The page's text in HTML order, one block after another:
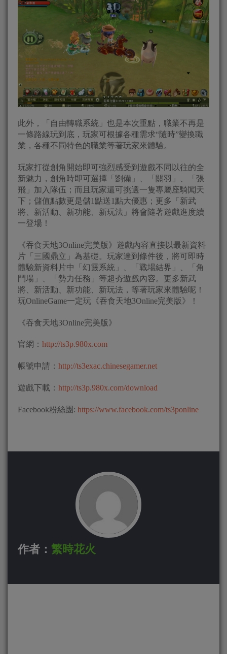
此外，「自由轉職系統」也是本次重點，職業不再是
一條路線玩到底，玩家可根據各種需求“隨時”變換職
業，各種不同特色的職業等著玩家來體驗。
玩家打從創角開始即可強烈感受到遊戲不同以往的全
新魅力，創角時即可選擇「劉備」、「關羽」、「張
飛」加入隊伍；而且玩家還可挑選一隻專屬座騎闖天
下；儲值點數更是儲1點送1點大優惠；更多「新武
將、新活動、新功能、新玩法」將會隨著遊戲進度續
一登場！
《吞食天地3Online完美版》遊戲內容直接以最新資料
片「三國鼎立」為基礎。玩家達到條件後，將可即時
體驗新資料片中「幻靈系統」、「戰場結界」、「角
鬥場」、「勢力任務」等超夯遊戲內容。更多新武
將、新活動、新功能、新玩法，等著玩家來體驗呢！
玩OnlineGame一定玩《吞食天地3Online完美版》！
《吞食天地3Online完美版》
官網： http://ts3p.980x.com
帳號申請： http://ts3exac.chinesegamer.net
遊戲下載： http://ts3p.980x.com/download
Facebook粉絲團: https://www.facebook.com/ts3ponline
作者： 繁時花火